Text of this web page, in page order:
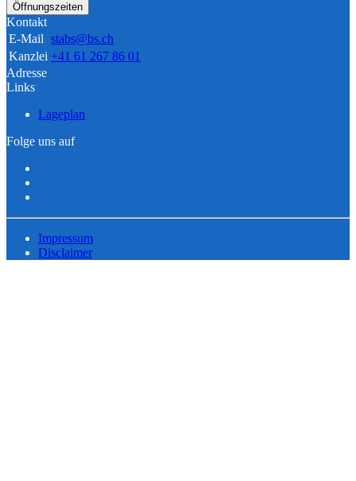
Öffnungszeiten
Kontakt
E-Mail stabs@bs.ch
Kanzlei +41 61 267 86 01
Adresse
Links
Lageplan
Folge uns auf
Impressum
Disclaimer